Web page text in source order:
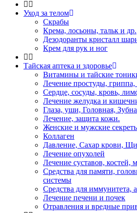
Уход за телом
Скрабы
Крема, лосьоны, тальк и др.
Дезодоранты кристалл
Крем для рук и ног
Тайская аптека и здоровье
Витамины и тайские
Лечение простуды, гриппа,
Сердце, сосуды, кровь,
Лечение желудка и
Глаза, уши, Головная,
Лечение, защита кожи.
Женские и мужские
Коллаген
Давление, Сахар крови,
Лечение опухолей
Лечение суставов,
Средства для памяти,
системы
Средства для иммунитета,
Лечение печени и почек
Отравления и вредные